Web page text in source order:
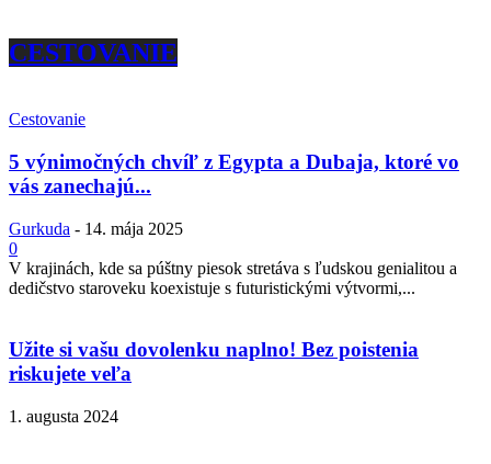
CESTOVANIE
Cestovanie
5 výnimočných chvíľ z Egypta a Dubaja, ktoré vo
vás zanechajú...
Gurkuda - 14. mája 2025
0
V krajinách, kde sa púštny piesok stretáva s ľudskou genialitou a
dedičstvo staroveku koexistuje s futuristickými výtvormi,...
Užite si vašu dovolenku naplno! Bez poistenia
riskujete veľa
1. augusta 2024